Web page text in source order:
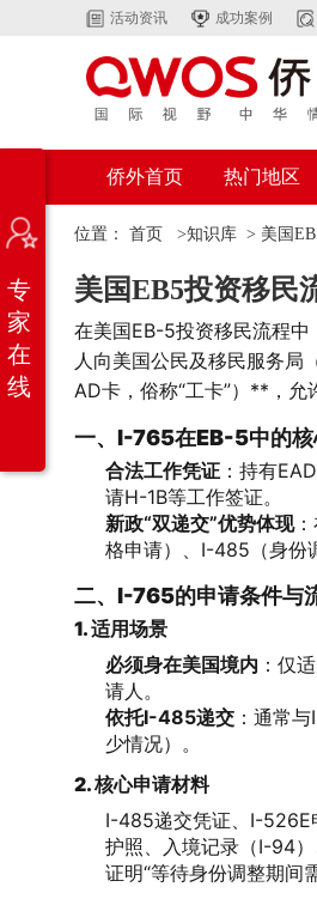
活动资讯 成功案例
侨外首页 热门地区
位置： 首页 >知识库 > 美国
美国EB5投资移民
在美国EB-5投资移民流程中
人向美国公民及移民服务
AD卡，俗称“工卡”）**，允
一、I-765在EB-5中的核
合法工作凭证 ：持有
请H-1B等工作签证。
新政“双递交”优势体现
格申请）、I-485（身份
二、I-765的申请条件与
1. 适用场景
必须身在美国境内 ：仅
请人。
依托I-485递交 ：通常
少情况）。
2. 核心申请材料
I-485递交凭证、I-526E
护照、入境记录（I-94）
证明“等待身份调整期间
专
家
在
线